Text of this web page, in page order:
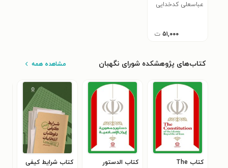
و خط رسمی (اصول
عباسعلی کدخدایی
۵۱,۰۰۰ ت
کتاب‌های پژوهشکده شورای نگهبان مشاهده همه
کتاب The
کتاب الدستور
کتاب شرایط کیفی